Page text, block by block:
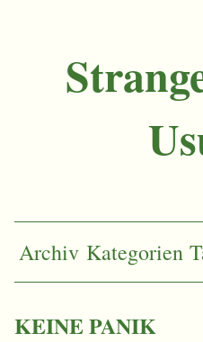
Archiv Kategorien
KEINE PANIK